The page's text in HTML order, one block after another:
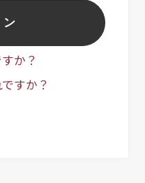
ン
か？
すか？